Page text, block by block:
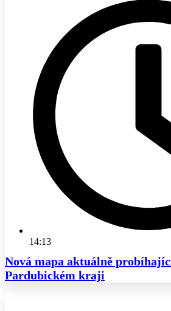
14:13
Nová mapa aktuálně
Pardubickém kraji